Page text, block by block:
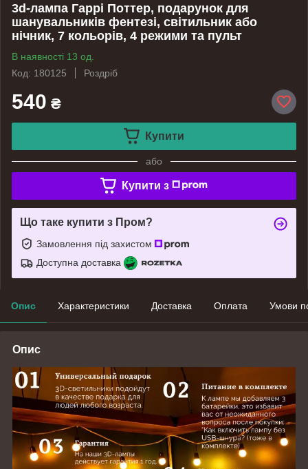
3d-лампа Гаррі Поттер, подарунок для
шанувальників фентезі, світильник або
нічник, 7 кольорів, 4 режими та пульт
В наявності 13 од.
Код: 180125
Роздріб
540 ₴
Купити
або
Купити з
Що таке купити з Пром?
Замовлення під захистом
Доступна доставка
Опис Характеристики Доставка Оплата Умови
Опис